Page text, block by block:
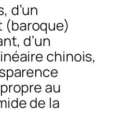
d’un
(baroque)
d’un
chinois,
au
de la